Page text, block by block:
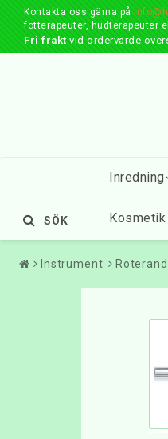
Kontakta oss gärna på
fotterapeuter, hudterapeuter
Fri frakt vid ordervärde
Inredning
SÖK
Instrument